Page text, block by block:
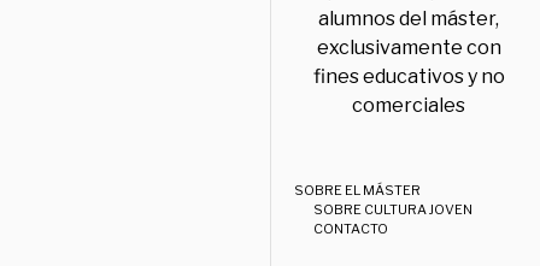
alumnos del máster,
exclusivamente con
fines educativos y no
comerciales
SOBRE EL MÁSTER
SOBRE CULTURA JOVEN
CONTACTO